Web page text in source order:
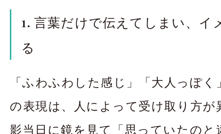
1. 言葉だけで伝えてしまい、イ
る
「ふわふわした感じ」「大人っぽ
の表現は、人によって受け取り方が
影当日に鏡を見て「思っていたのと